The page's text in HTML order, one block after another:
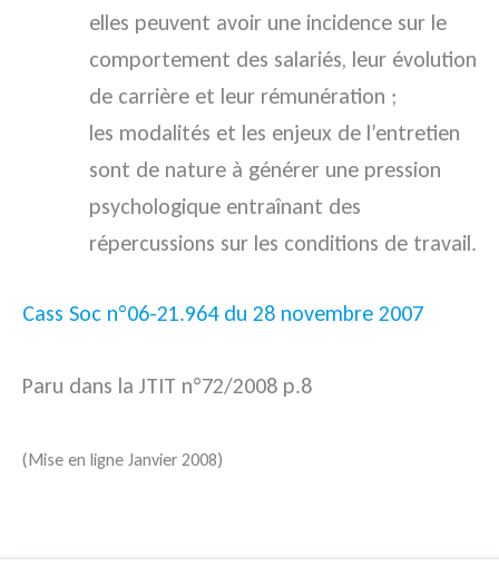
elles peuvent avoir une incidence sur le
comportement des salariés, leur évolution
de carrière et leur rémunération ;
les modalités et les enjeux de l’entretien
sont de nature à générer une pression
psychologique entraînant des
répercussions sur les conditions de travail.
Cass Soc n°06-21.964 du 28 novembre 2007
Paru dans la JTIT n°72/2008 p.8
(Mise en ligne Janvier 2008)